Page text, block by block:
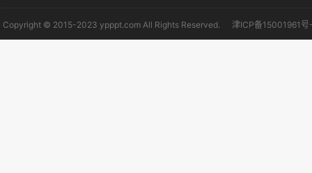
Copyright © 2015-2023 ypppt.com All Rights Reserved. 津ICP备15001961号